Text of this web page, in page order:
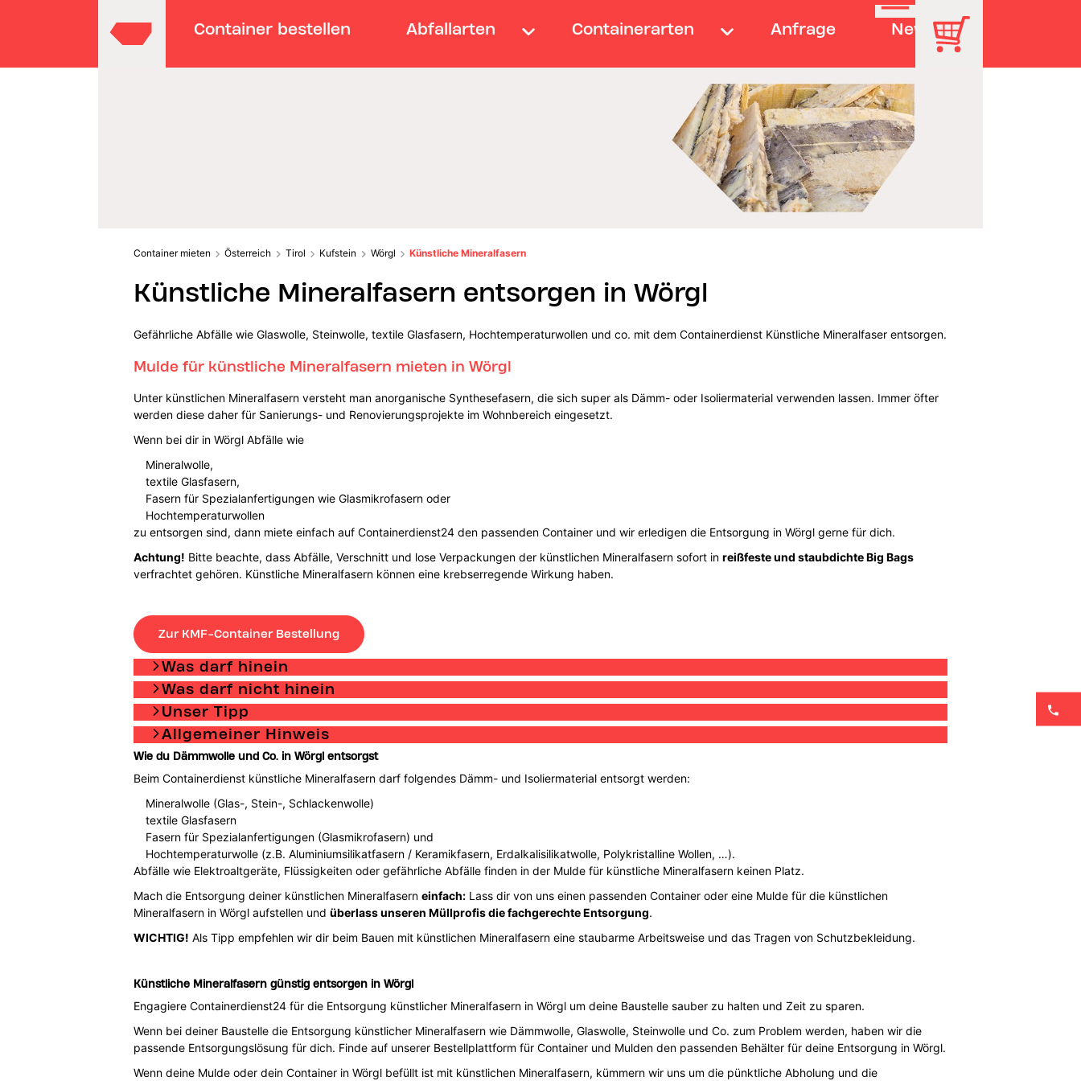
Container bestellen Abfallarten Containerarten Anfrage News
Container mieten Österreich Tirol Kufstein Wörgl Künstliche Mineralfasern
Künstliche Mineralfasern entsorgen in Wörgl
Gefährliche Abfälle wie Glaswolle, Steinwolle, textile Glasfasern, Hochtemperaturwollen und co. mit dem Containerdienst Künstliche Mineralfaser entsorgen.
Mulde für künstliche Mineralfasern mieten in Wörgl
Unter künstlichen Mineralfasern versteht man anorganische Synthesefasern, die sich super als Dämm- oder Isoliermaterial verwenden lassen. Immer öfter
werden diese daher für Sanierungs- und Renovierungsprojekte im Wohnbereich eingesetzt.
Wenn bei dir in Wörgl Abfälle wie
Mineralwolle,
textile Glasfasern,
Fasern für Spezialanfertigungen wie Glasmikrofasern oder
Hochtemperaturwollen
zu entsorgen sind, dann miete einfach auf Containerdienst24 den passenden Container und wir erledigen die Entsorgung in Wörgl gerne für dich.
Achtung! Bitte beachte, dass Abfälle, Verschnitt und lose Verpackungen der künstlichen Mineralfasern sofort in reißfeste und staubdichte Big Bags
verfrachtet gehören. Künstliche Mineralfasern können eine krebserregende Wirkung haben.
Zur KMF-Container Bestellung
Was darf hinein
Was darf nicht hinein
Unser Tipp
Allgemeiner Hinweis
Wie du Dämmwolle und Co. in Wörgl entsorgst
Beim Containerdienst künstliche Mineralfasern darf folgendes Dämm- und Isoliermaterial entsorgt werden:
Mineralwolle (Glas-, Stein-, Schlackenwolle)
textile Glasfasern
Fasern für Spezialanfertigungen (Glasmikrofasern) und
Hochtemperaturwolle (z.B. Aluminiumsilikatfasern / Keramikfasern, Erdalkalisilikatwolle, Polykristalline Wollen, …).
Abfälle wie Elektroaltgeräte, Flüssigkeiten oder gefährliche Abfälle finden in der Mulde für künstliche Mineralfasern keinen Platz.
Mach die Entsorgung deiner künstlichen Mineralfasern einfach:Lass dir von uns einen passenden Container oder eine Mulde für die künstlichen
Mineralfasern in Wörgl aufstellen und überlass unseren Müllprofis die fachgerechte Entsorgung.
WICHTIG! Als Tipp empfehlen wir dir beim Bauen mit künstlichen Mineralfasern eine staubarme Arbeitsweise und das Tragen von Schutzbekleidung.
Künstliche Mineralfasern günstig entsorgen in Wörgl
Engagiere Containerdienst24 für die Entsorgung künstlicher Mineralfasern in Wörgl um deine Baustelle sauber zu halten und Zeit zu sparen.
Wenn bei deiner Baustelle die Entsorgung künstlicher Mineralfasern wie Dämmwolle, Glaswolle, Steinwolle und Co. zum Problem werden, haben wir die
passende Entsorgungslösung für dich. Finde auf unserer Bestellplattform für Container und Mulden den passenden Behälter für deine Entsorgung in Wörgl.
Wenn deine Mulde oder dein Container in Wörgl befüllt ist mit künstlichen Mineralfasern, kümmern wir uns um die pünktliche Abholung und die